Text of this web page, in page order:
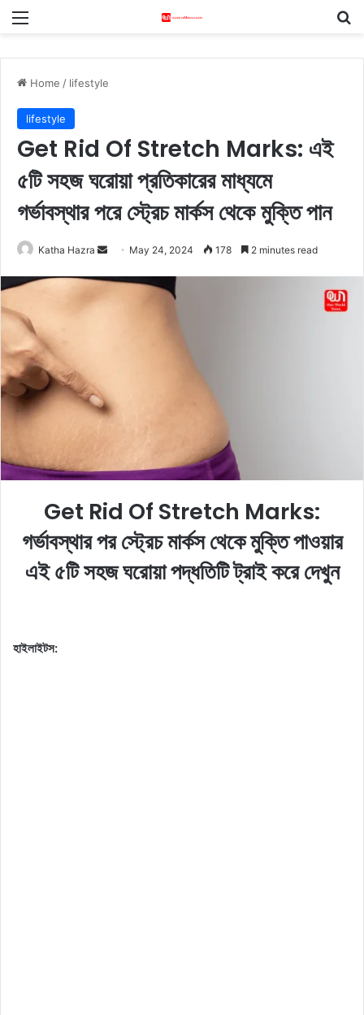
Home / lifestyle
lifestyle
Get Rid Of Stretch Marks: এই
৫টি সহজ ঘরোয়া প্রতিকারের মাধ্যমে
গর্ভাবস্থার পরে স্ট্রেচ মার্কস থেকে মুক্তি পান
Katha Hazra
a
May 24, 2024 178 2 minutes read
Get Rid Of Stretch Marks:
গর্ভাবস্থার পর স্ট্রেচ মার্কস থেকে মুক্তি পাওয়ার
এই ৫টি সহজ ঘরোয়া পদ্ধতিটি ট্রাই করে দেখুন
হাইলাইটস: